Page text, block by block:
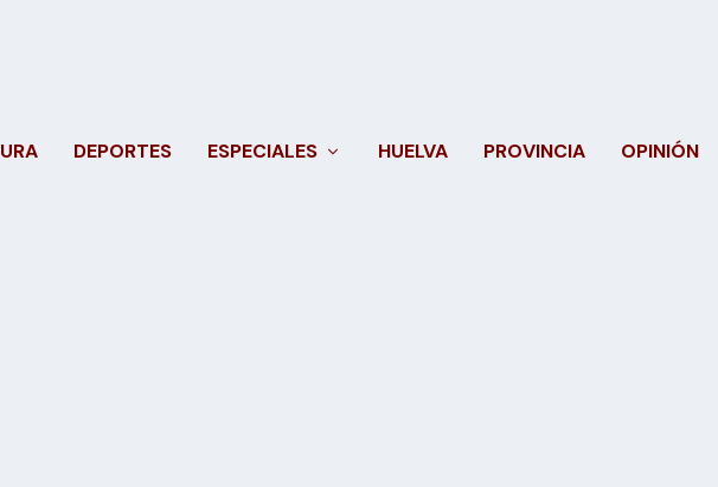
DEPORTES ESPECIALES HUELVA PROVINCIA OPINIÓN